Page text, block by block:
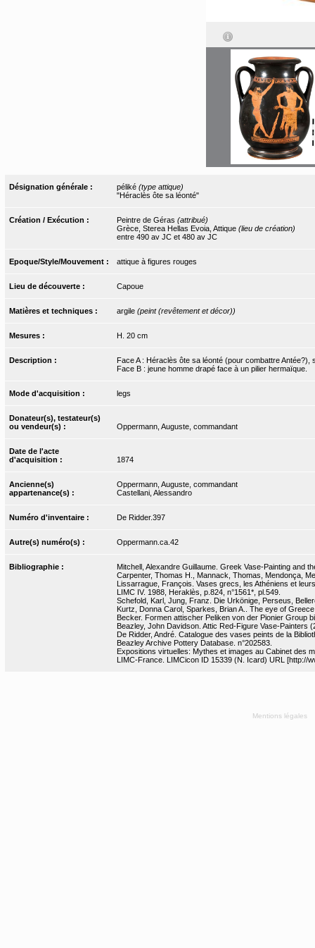
Désignation générale : péliké (type attique)
"Héraclès ôte sa léonté"
Création / Exécution : Peintre de Géras (attribué)
Grèce, Sterea Hellas Evoia, Attique (lieu de création)
entre 490 av JC et 480 av JC
Epoque/Style/Mouvement : attique à figures rouges
Lieu de découverte : Capoue
Matières et techniques : argile (peint (revêtement et décor))
Mesures : H. 20 cm
Description :
Face A : Héraclès ôte sa léonté (pour combattre Antée?),
Face B : jeune homme drapé face à un pilier hermaïque.
Mode d'acquisition : legs
Donateur(s), testateur(s)
ou vendeur(s) :
Oppermann, Auguste, commandant
Date de l'acte
d'acquisition :
1874
Ancienne(s)
appartenance(s) :
Oppermann, Auguste, commandant
Castellani, Alessandro
Numéro d'inventaire : De Ridder.397
Autre(s) numéro(s) : Oppermann.ca.42
Bibliographie :
Mitchell, Alexandre Guillaume. Greek Vase-Painting and
Carpenter, Thomas H., Mannack, Thomas, Mendonça,
Lissarrague, François. Vases grecs, les Athéniens et
LIMC IV. 1988, Heraklès, p.824, n°1561*, pl.549.
Schefold, Karl, Jung, Franz. Die Urkönige, Perseus,
Kurtz, Donna Carol, Sparkes, Brian A.. The eye of
Becker. Formen attischer Peliken von der Pionier Group
Beazley, John Davidson. Attic Red-Figure Vase-Painters
De Ridder, André. Catalogue des vases peints de la
Beazley Archive Pottery Database. n°202583.
Expositions virtuelles: Mythes et images au Cabinet des
LIMC-France. LIMCicon ID 15339 (N. Icard) URL [http://
Mentions légales